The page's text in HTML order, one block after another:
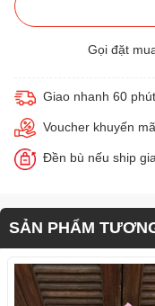
Gọi đặt
Giao nhanh 60
Voucher khuyến
Đền bù nếu ship
SẢN PHẨM